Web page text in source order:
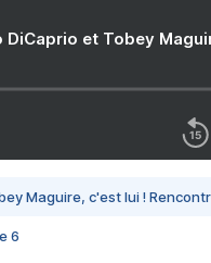
DiCaprio et Tobey
Maguire, c'est lui !
6